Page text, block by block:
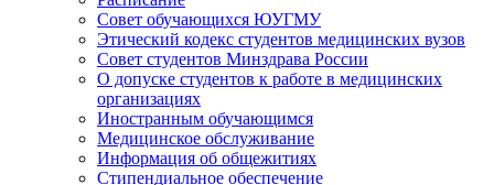
Совет обучающихся ЮУГМУ
Этический кодекс студентов медицинских вузов
Совет студентов Минздрава России
О допуске студентов к работе в медицинских
организациях
Иностранным обучающимся
Медицинское обслуживание
Информация об общежитиях
Стипендиальное обеспечение